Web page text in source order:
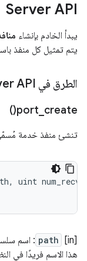
Server API
يبدأ الخادم بإنشاء
يتم تمثيل كل منفذ
الطرق في Server API
port_create(
)
تنشئ منفذ خدمة
, uint
‫[in]
path : اسم
هذا الاسم فريدًا في